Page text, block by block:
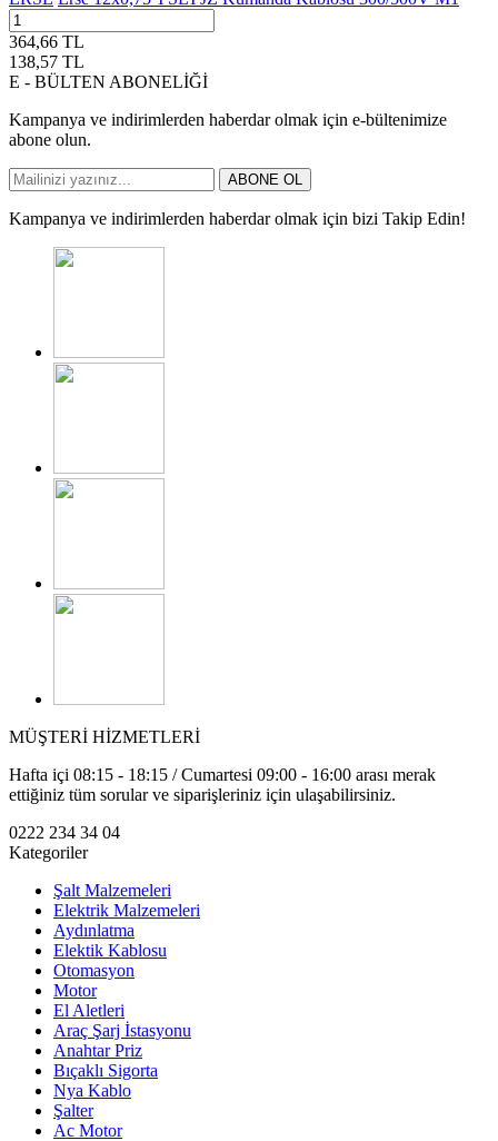
364,66 TL
138,57 TL
E - BÜLTEN ABONELİĞİ
Kampanya ve indirimlerden haberdar olmak için e-bültenimize
abone olun.
ABONE OL
Kampanya ve indirimlerden haberdar olmak için bizi Takip Edin!
MÜŞTERİ HİZMETLERİ
Hafta içi 08:15 - 18:15 / Cumartesi 09:00 - 16:00 arası merak
ettiğiniz tüm sorular ve siparişleriniz için ulaşabilirsiniz.
0222 234 34 04
Kategoriler
Şalt Malzemeleri
Elektrik Malzemeleri
Aydınlatma
Elektik Kablosu
Otomasyon
Motor
El Aletleri
Araç Şarj İstasyonu
Anahtar Priz
Bıçaklı Sigorta
Nya Kablo
Şalter
Ac Motor